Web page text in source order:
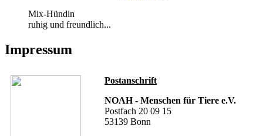
Mix-Hündin
ruhig und freundlich...
Impressum
Postanschrift
NOAH - Menschen für Tiere e.V.
Postfach 20 09 15
53139 Bonn